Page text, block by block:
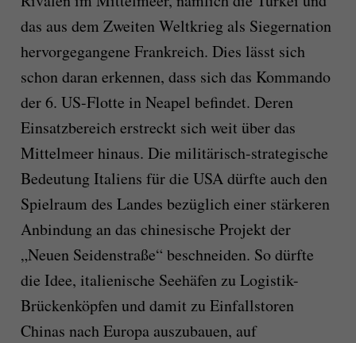
das aus dem Zweiten Weltkrieg als Siegernation
hervorgegangene Frankreich. Dies lässt sich
schon daran erkennen, dass sich das Kommando
der 6. US-Flotte in Neapel befindet. Deren
Einsatzbereich erstreckt sich weit über das
Mittelmeer hinaus. Die militärisch-strategische
Bedeutung Italiens für die USA dürfte auch den
Spielraum des Landes bezüglich einer stärkeren
Anbindung an das chinesische Projekt der
„Neuen Seidenstraße“ beschneiden. So dürfte
die Idee, italienische Seehäfen zu Logistik-
Brückenköpfen und damit zu Einfallstoren
Chinas nach Europa auszubauen, auf